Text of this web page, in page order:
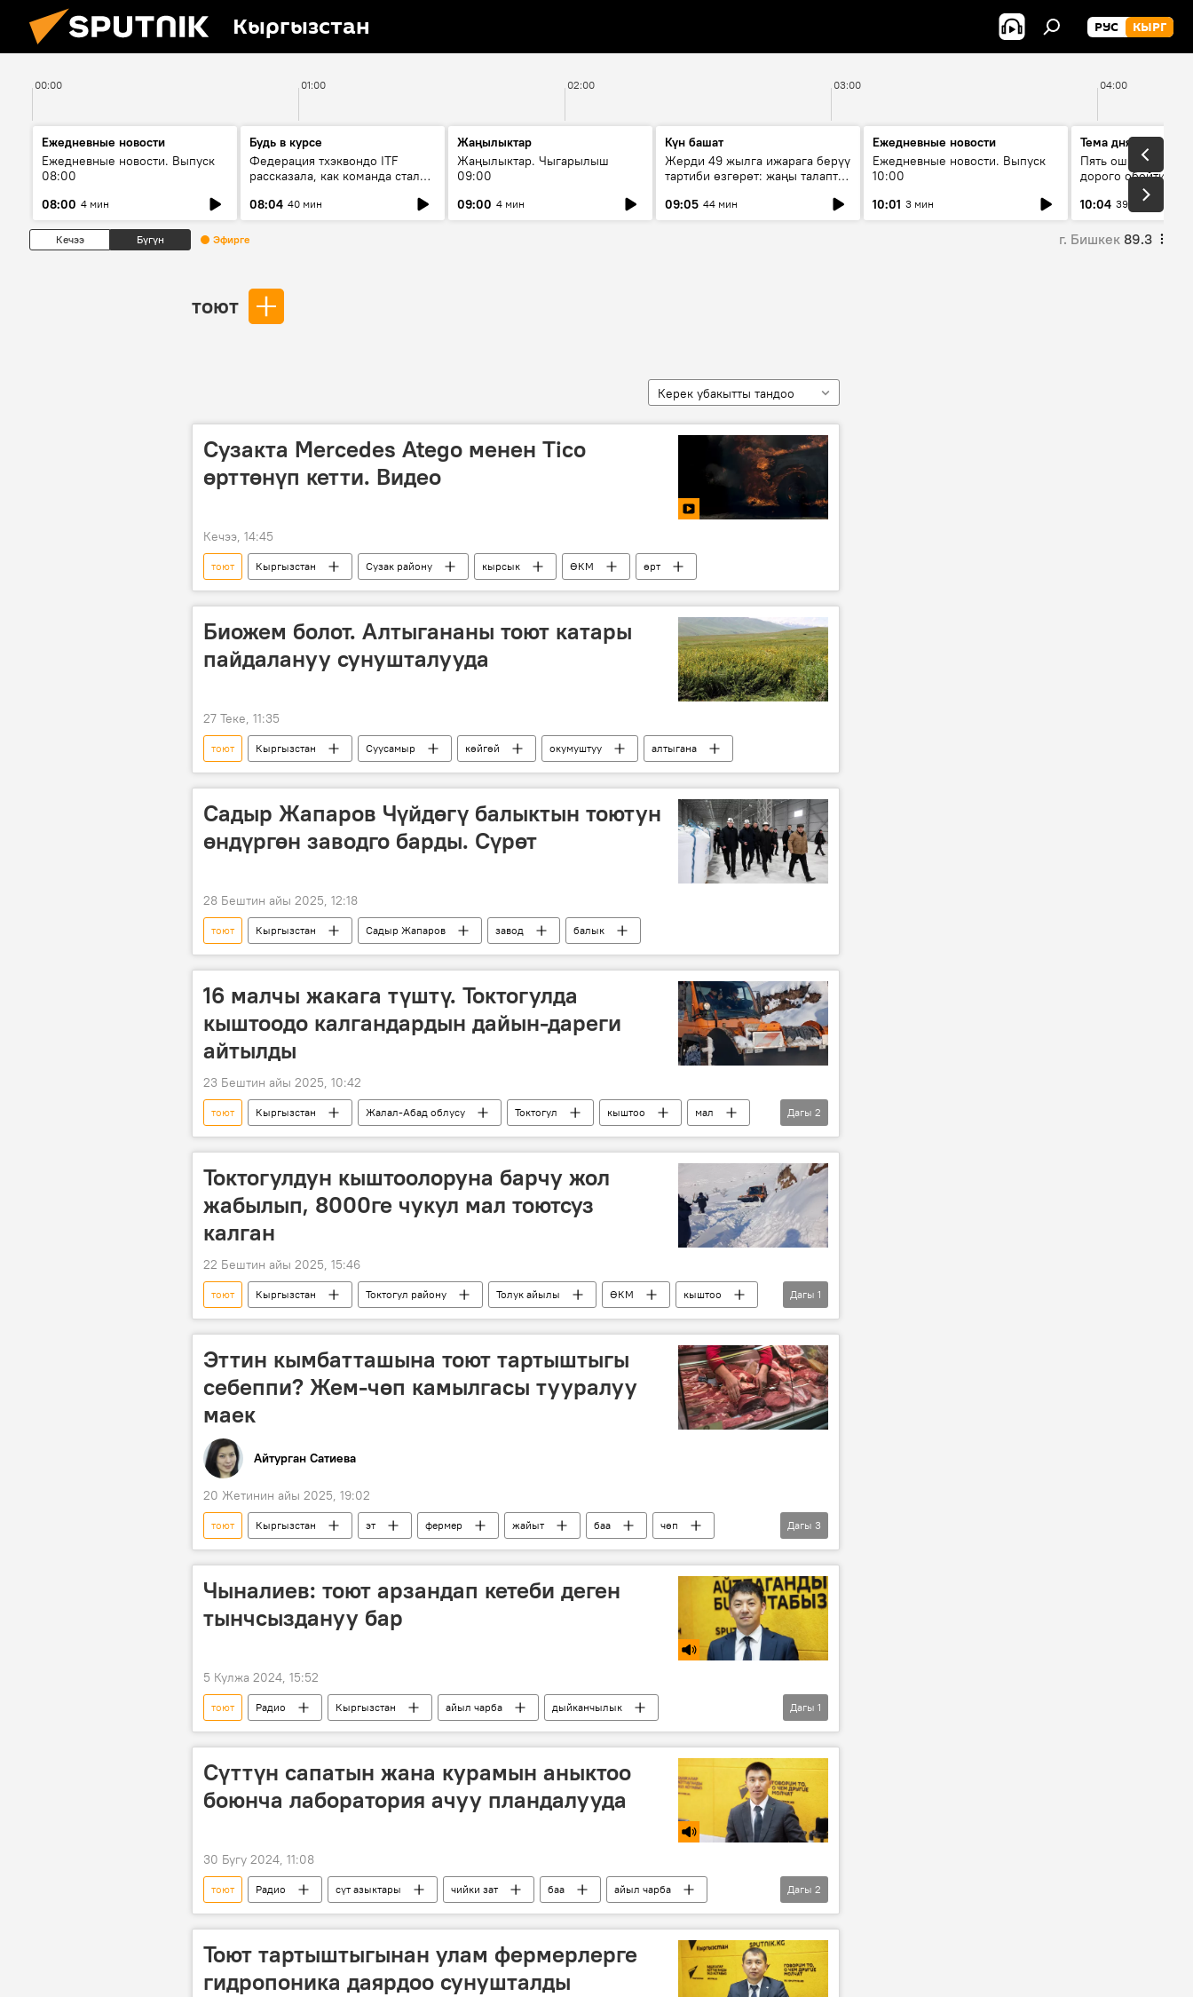
Кыргызстан РУС КЫРГ
00:00 01:00 02:00 03:00 04:00
Ежедневные новости
Ежедневные новости. Выпуск
08:00
08:00 4 мин
Будь в курсе
Федерация тхэквондо ITF
рассказала, как команда стала
08:04 40 мин
Жаңылыктар
Жаңылыктар. Чыгарылыш
09:00
09:00 4 мин
Күн башат
Жерди 49 жылга ижарага берүү
тартиби өзгөрөт: жаңы талаптар
09:05 44 мин
Ежедневные новости
Ежедневные новости. Выпуск
10:00
10:01 3 мин
Тема дня
Пять ошибок
дорого обойтись
10:04 39 мин
Кечээ Бүгүн Эфирге г. Бишкек 89.3
тоют
Керек убакытты тандоо
Сузакта Mercedes Atego менен Tico
өрттөнүп кетти. Видео
Кечээ, 14:45
тоют Кыргызстан Сузак району кырсык ӨКМ өрт
Биожем болот. Алтыгананы тоют катары
пайдалануу сунушталууда
27 Теке, 11:35
тоют Кыргызстан Суусамыр көйгөй окумуштуу алтыгана
Садыр Жапаров Чүйдөгү балыктын тоютун
өндүргөн заводго барды. Сүрөт
28 Бештин айы 2025, 12:18
тоют Кыргызстан Садыр Жапаров завод балык
16 малчы жакага түштү. Токтогулда
кыштоодо калгандардын дайын-дареги
айтылды
23 Бештин айы 2025, 10:42
тоют Кыргызстан Жалал-Абад облусу Токтогул кыштоо
мал
Толук айылы
Сүрөт
Дагы 2
Токтогулдун кыштоолоруна барчу жол
жабылып, 8000ге чукул мал тоютсуз
калган
22 Бештин айы 2025, 15:46
тоют Кыргызстан Токтогул району Толук айылы ӨКМ
кыштоо
Сүрөт
Дагы 1
Эттин кымбатташына тоют тартыштыгы
себеппи? Жем-чөп камылгасы тууралуу
маек
Айтурган Сатиева
20 Жетинин айы 2025, 19:02
тоют Кыргызстан эт фермер жайыт баа
чөп
Шаршен Чотонов
маек силос
Дагы 3
Чыналиев: тоют арзандап кетеби деген
тынчсыздануу бар
5 Кулжа 2024, 15:52
тоют Радио Кыргызстан айыл чарба
дыйканчылык
Муктар Чыналиев
Дагы 1
Сүттүн сапатын жана курамын аныктоо
боюнча лаборатория ачуу пландалууда
30 Бугу 2024, 11:08
тоют Радио сүт азыктары чийки зат баа
айыл чарба
Данияр Жанузаков
Кыргызстан
Дагы 2
Тоют тартыштыгынан улам фермерлерге
гидропоника даярдоо сунушталды